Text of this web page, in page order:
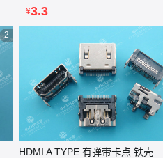
¥3.3
2
HDMI A TYPE 有弹带卡点 铁壳